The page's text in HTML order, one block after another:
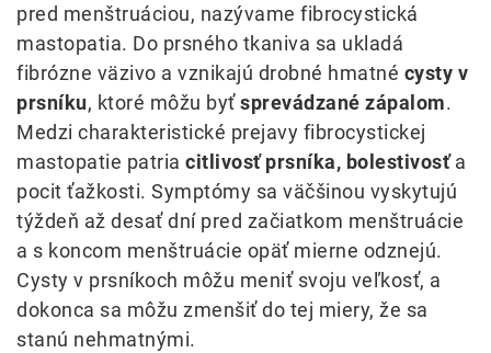
pred menštruáciou, nazývame fibrocystická
mastopatia. Do prsného tkaniva sa ukladá
fibrózne väzivo a vznikajú drobné hmatné cysty v
prsníku, ktoré môžu byťsprevádzané zápalom.
Medzi charakteristické prejavy fibrocystickej
mastopatie patria citlivosť prsníka, bolestivosťa
pocit ťažkosti. Symptómy sa väčšinou vyskytujú
týždeň až desať dní pred začiatkom menštruácie
a s koncom menštruácie opäť mierne odznejú.
Cysty v prsníkoch môžu meniť svoju veľkosť, a
dokonca sa môžu zmenšiť do tej miery, že sa
stanú nehmatnými.